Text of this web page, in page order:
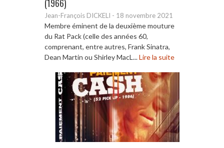
(1966)
Jean-François DICKELI - 18 novembre 2021
Membre éminent de la deuxième mouture
du Rat Pack (celle des années 60,
comprenant, entre autres, Frank Sinatra,
Dean Martin ou Shirley MacL...Lire la suite